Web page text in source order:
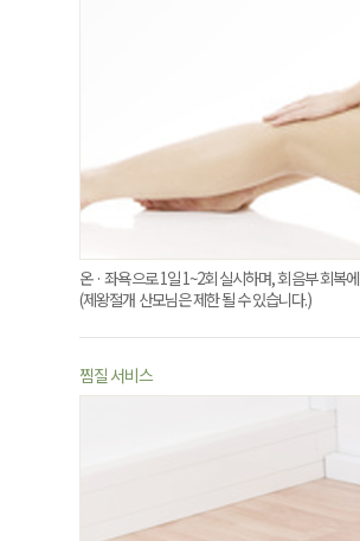
온 · 좌욕으로 1일 1~2회 실시하며, 회음부 회복
(제왕절개 산모님은 제한 될 수 있습니다.)
찜질 서비스